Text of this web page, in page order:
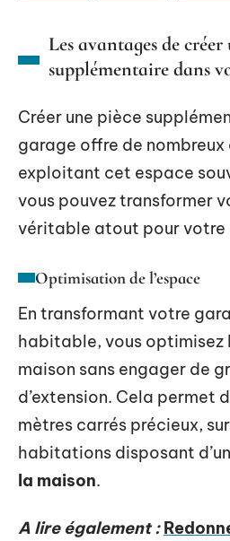
Les avantages de créer
supplémentaire dans
Créer une pièce
garage offre de nombreux
exploitant cet espace
vous pouvez transformer
véritable atout pour votre
Optimisation de l’espace
En transformant votre
habitable, vous optimisez
maison sans engager de
d’extension. Cela permet
mètres carrés précieux,
habitations disposant d’un
la maison.
A lire également :